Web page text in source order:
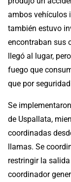
ambos vehículos
también estuvo
encontraban sus
llegó al lugar,
fuego que
que por
Se
de Uspallata,
coordinadas
llamas. Se
restringir la
coordinador